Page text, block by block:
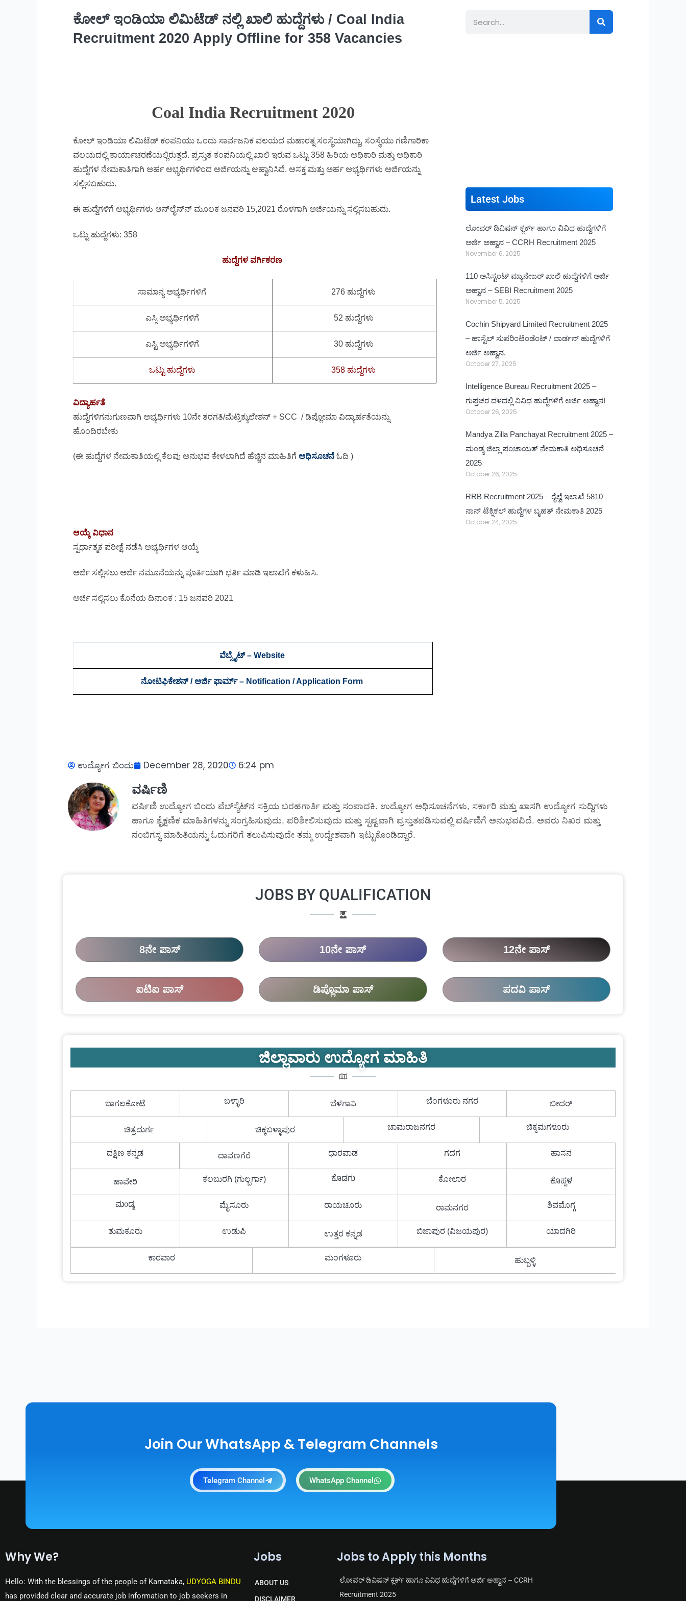
ಕೋಲ್ ಇಂಡಿಯಾ ಲಿಮಿಟೆಡ್ ನಲ್ಲಿ ಖಾಲಿ ಹುದ್ದೆಗಳು / Coal India
Recruitment 2020 Apply Offline for 358 Vacancies
Coal India Recruitment 2020
ಕೋಲ್ ಇಂಡಿಯಾ ಲಿಮಿಟೆಡ್ ಕಂಪನಿಯು ಒಂದು ಸಾರ್ವಜನಿಕ ವಲಯದ ಮಹಾರತ್ನ ಸಂಸ್ಥೆಯಾಗಿದ್ದು, ಸಂಸ್ಥೆಯು ಗಣಿಗಾರಿಕಾ
ವಲಯದಲ್ಲಿ ಕಾರ್ಯಾಚರಣೆಯಲ್ಲಿರುತ್ತದೆ. ಪ್ರಸ್ತುತ ಕಂಪನಿಯಲ್ಲಿ ಖಾಲಿ ಇರುವ ಒಟ್ಟು 358 ಹಿರಿಯ ಅಧಿಕಾರಿ ಮತ್ತು ಅಧಿಕಾರಿ
ಹುದ್ದೆಗಳ ನೇಮಕಾತಿಗಾಗಿ ಅರ್ಹ ಅಭ್ಯರ್ಥಿಗಳಿಂದ ಅರ್ಜಿಯನ್ನು ಆಹ್ವಾನಿಸಿದೆ. ಆಸಕ್ತ ಮತ್ತು ಅರ್ಹ ಅಭ್ಯರ್ಥಿಗಳು ಅರ್ಜಿಯನ್ನು
ಸಲ್ಲಿಸಬಹುದು.
ಈ ಹುದ್ದೆಗಳಿಗೆ ಅಭ್ಯರ್ಥಿಗಳು ಆನ್‌ಲೈನ್‌ನ್ ಮೂಲಕ ಜನವರಿ 15,2021 ರೊಳಗಾಗಿ ಅರ್ಜಿಯನ್ನು ಸಲ್ಲಿಸಬಹುದು.
ಒಟ್ಟು ಹುದ್ದೆಗಳು: 358
ಹುದ್ದೆಗಳ ವರ್ಗಿಕರಣ
ಸಾಮಾನ್ಯ ಅಭ್ಯರ್ಥಿಗಳಿಗೆ 276 ಹುದ್ದೆಗಳು
ಎಸ್ಸಿ ಅಭ್ಯರ್ಥಿಗಳಿಗೆ 52 ಹುದ್ದೆಗಳು
ಎಸ್ಟಿ ಅಭ್ಯರ್ಥಿಗಳಿಗೆ 30 ಹುದ್ದೆಗಳು
ಒಟ್ಟು ಹುದ್ದೆಗಳು 358 ಹುದ್ದೆಗಳು
ವಿದ್ಯಾರ್ಹತೆ
ಹುದ್ದೆಗಳಿಗನುಗುಣವಾಗಿ ಅಭ್ಯರ್ಥಿಗಳು 10ನೇ ತರಗತಿ/ಮೆಟ್ರಿಕ್ಯುಲೇಶನ್ + SCC / ಡಿಪ್ಲೋಮಾ ವಿದ್ಯಾರ್ಹತೆಯನ್ನು
ಹೊಂದಿರಬೇಕು
(ಈ ಹುದ್ದೆಗಳ ನೇಮಕಾತಿಯಲ್ಲಿ ಕೆಲವು ಅನುಭವ ಕೇಳಲಾಗಿದೆ ಹೆಚ್ಚಿನ ಮಾಹಿತಿಗೆ ಅಧಿಸೂಚನೆ ಓದಿ )
ಆಯ್ಕೆ ವಿಧಾನ
ಸ್ಪರ್ಧಾತ್ಮಕ ಪರೀಕ್ಷೆ ನಡೆಸಿ ಅಭ್ಯರ್ಥಿಗಳ ಆಯ್ಕೆ
ಅರ್ಜಿ ಸಲ್ಲಿಸಲು ಅರ್ಜಿ ನಮೂನೆಯನ್ನು ಪೂರ್ತಿಯಾಗಿ ಭರ್ತಿ ಮಾಡಿ ಇಲಾಖೆಗೆ ಕಳುಹಿಸಿ.
ಅರ್ಜಿ ಸಲ್ಲಿಸಲು ಕೊನೆಯ ದಿನಾಂಕ : 15 ಜನವರಿ 2021
ವೆಬ್ಸೈಟ್ – Website
ನೋಟಿಫಿಕೇಶನ್ / ಅರ್ಜಿ ಫಾರ್ಮ್ – Notification / Application Form
Search
Latest Jobs
ಲೋವರ್ ಡಿವಿಷನ್ ಕ್ಲರ್ಕ್ ಹಾಗೂ ವಿವಿಧ ಹುದ್ದೆಗಳಿಗೆ
ಅರ್ಜಿ ಅಹ್ವಾನ – CCRH Recruitment 2025
November 6, 2025
110 ಅಸಿಸ್ಟಂಟ್ ಮ್ಯಾನೇಜರ್ ಖಾಲಿ ಹುದ್ದೆಗಳಿಗೆ ಅರ್ಜಿ
ಅಹ್ವಾನ – SEBI Recruitment 2025
November 5, 2025
Cochin Shipyard Limited Recruitment 2025
– ಹಾಸ್ಟೆಲ್ ಸುಪರಿಂಟೆಂಡೆಂಟ್ / ವಾರ್ಡನ್ ಹುದ್ದೆಗಳಿಗೆ
ಅರ್ಜಿ ಅಹ್ವಾನ.
October 27, 2025
Intelligence Bureau Recruitment 2025 –
ಗುಪ್ತಚರ ದಳದಲ್ಲಿ ವಿವಿಧ ಹುದ್ದೆಗಳಿಗೆ ಅರ್ಜಿ ಅಹ್ವಾನ!
October 26, 2025
Mandya Zilla Panchayat Recruitment 2025 –
ಮಂಡ್ಯ ಜಿಲ್ಲಾ ಪಂಚಾಯತ್ ನೇಮಕಾತಿ ಅಧಿಸೂಚನೆ
2025
October 26, 2025
RRB Recruitment 2025 – ರೈಲ್ವೆ ಇಲಾಖೆ 5810
ನಾನ್ ಟೆಕ್ನಿಕಲ್ ಹುದ್ದೆಗಳ ಬೃಹತ್ ನೇಮಕಾತಿ 2025
October 24, 2025
ಉದ್ಯೋಗ ಬಿಂದು December 28, 2020 6:24 pm
ವರ್ಷಿಣಿ
ವರ್ಷಿಣಿ ಉದ್ಯೋಗ ಬಿಂದು ವೆಬ್‌ಸೈಟ್‌ನ ಸಕ್ರಿಯ ಬರಹಗಾರ್ತಿ ಮತ್ತು ಸಂಪಾದಕಿ. ಉದ್ಯೋಗ ಅಧಿಸೂಚನೆಗಳು, ಸರ್ಕಾರಿ ಮತ್ತು ಖಾಸಗಿ ಉದ್ಯೋಗ ಸುದ್ದಿಗಳು
ಹಾಗೂ ಶೈಕ್ಷಣಿಕ ಮಾಹಿತಿಗಳನ್ನು ಸಂಗ್ರಹಿಸುವುದು, ಪರಿಶೀಲಿಸುವುದು ಮತ್ತು ಸ್ಪಷ್ಟವಾಗಿ ಪ್ರಸ್ತುತಪಡಿಸುವಲ್ಲಿ ವರ್ಷಿಣಿಗೆ ಅನುಭವವಿದೆ. ಅವರು ನಿಖರ ಮತ್ತು
ನಂಬಿಗಸ್ಥ ಮಾಹಿತಿಯನ್ನು ಓದುಗರಿಗೆ ತಲುಪಿಸುವುದೇ ತಮ್ಮ ಉದ್ದೇಶವಾಗಿ ಇಟ್ಟುಕೊಂಡಿದ್ದಾರೆ.
JOBS BY QUALIFICATION
8ನೇ ಪಾಸ್ 10ನೇ ಪಾಸ್ 12ನೇ ಪಾಸ್
ಐಟಿಐ ಪಾಸ್ ಡಿಪ್ಲೊಮಾ ಪಾಸ್ ಪದವಿ ಪಾಸ್
ಜಿಲ್ಲಾವಾರು ಉದ್ಯೋಗ ಮಾಹಿತಿ
ಬಾಗಲಕೋಟೆ ಬಳ್ಳಾರಿ ಬೆಳಗಾವಿ ಬೆಂಗಳೂರು ನಗರ ಬೀದರ್
ಚಿತ್ರದುರ್ಗ ಚಿಕ್ಕಬಳ್ಳಾಪುರ ಚಾಮರಾಜನಗರ ಚಿಕ್ಕಮಗಳೂರು
ದಕ್ಷಿಣ ಕನ್ನಡ ದಾವಣಗೆರೆ ಧಾರವಾಡ ಗದಗ ಹಾಸನ
ಹಾವೇರಿ ಕಲಬುರಗಿ (ಗುಲ್ಬರ್ಗಾ) ಕೊಡಗು ಕೋಲಾರ
ಕೊಪ್ಪಳ
ಮಂಡ್ಯ
ಮೈಸೂರು ರಾಯಚೂರು ರಾಮನಗರ ಶಿವಮೊಗ್ಗ
ತುಮಕೂರು ಉಡುಪಿ ಉತ್ತರ ಕನ್ನಡ ಬಿಜಾಪುರ (ವಿಜಯಪುರ) ಯಾದಗಿರಿ
ಕಾರವಾರ ಮಂಗಳೂರು ಹುಬ್ಬಳ್ಳಿ
Join Our WhatsApp & Telegram Channels
Telegram Channel WhatsApp Channel
Why We?
Hello: With the blessings of the people of Karnataka, UDYOGA BINDU
has provided clear and accurate job information to job seekers in
Jobs
ABOUT US
DISCLAIMER
Jobs to Apply this Months
ಲೋವರ್ ಡಿವಿಷನ್ ಕ್ಲರ್ಕ್ ಹಾಗೂ ವಿವಿಧ ಹುದ್ದೆಗಳಿಗೆ ಅರ್ಜಿ ಅಹ್ವಾನ – CCRH
Recruitment 2025